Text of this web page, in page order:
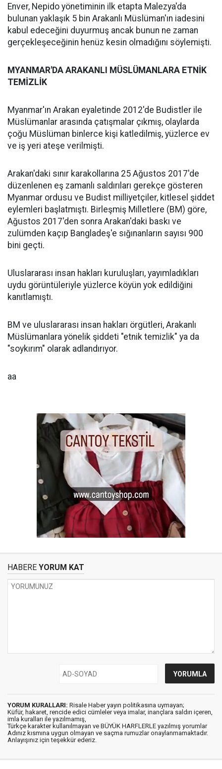
Enver, Nepido yönetiminin ilk etapta Malezya'da
bulunan yaklaşık 5 bin Arakanlı Müslüman'ın iadesini
kabul edeceğini duyurmuş ancak bunun ne zaman
gerçekleşeceğinin henüz kesin olmadığını söylemişti.
MYANMAR'DA ARAKANLI MÜSLÜMANLARA ETNİK
TEMİZLİK
Myanmar'ın Arakan eyaletinde 2012'de Budistler ile
Müslümanlar arasında çatışmalar çıkmış, olaylarda
çoğu Müslüman binlerce kişi katledilmiş, yüzlerce ev
ve iş yeri ateşe verilmişti.
Arakan'daki sınır karakollarına 25 Ağustos 2017'de
düzenlenen eş zamanlı saldırıları gerekçe gösteren
Myanmar ordusu ve Budist milliyetçiler, kitlesel şiddet
eylemleri başlatmıştı. Birleşmiş Milletlere (BM) göre,
Ağustos 2017'den sonra Arakan'daki baskı ve
zulümden kaçıp Bangladeş'e sığınanların sayısı 900
bini geçti.
Uluslararası insan hakları kuruluşları, yayımladıkları
uydu görüntüleriyle yüzlerce köyün yok edildiğini
kanıtlamıştı.
BM ve uluslararası insan hakları örgütleri, Arakanlı
Müslümanlara yönelik şiddeti "etnik temizlik" ya da
"soykırım" olarak adlandırıyor.
aa
HABERE YORUM KAT
YORUM KURALLARI: Risale Haber yayın politikasına uymayan;
Küfür, hakaret, rencide edici cümleler veya imalar, inançlara saldırı içeren,
imla kuralları ile yazılmamış,
Türkçe karakter kullanılmayan ve BÜYÜK HARFLERLE yazılmış yorumlar
Adınız kısmına uygun olmayan ve saçma rumuzlar onaylanmamaktadır.
Anlayışınız için teşekkür ederiz.